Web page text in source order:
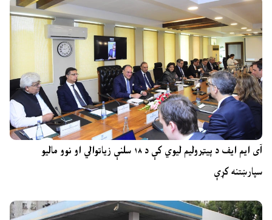
آی ایم ایف د پیټرولیم لیوي کې د ۱۸ سلنې زیاتوالي او نوو مالیو
سپارښتنه کړې